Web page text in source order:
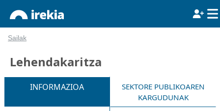
Sailak
Lehendakaritza
INFORMAZIOA
SEKTORE PUBLIKOAREN
KARGUDUNAK